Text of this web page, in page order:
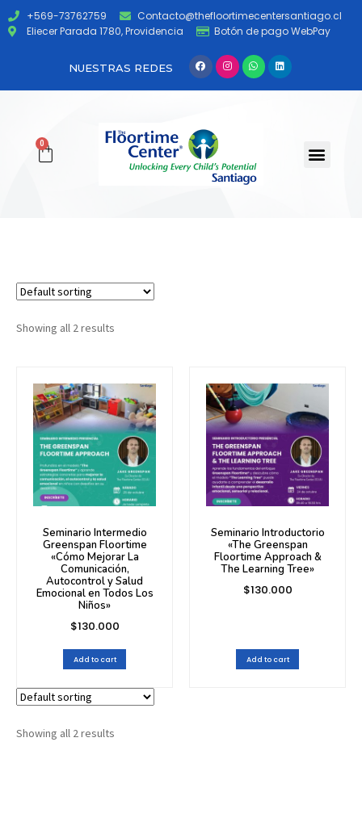
+569-73762759
Contacto@thefloortimecentersantiago.cl
Eliecer Parada 1780, Providencia
Botón de pago WebPay
NUESTRAS REDES
0
Showing all 2 results
Seminario Intermedio
Greenspan Floortime
«Cómo Mejorar La
Comunicación,
Autocontrol y Salud
Emocional en Todos Los
Niños»
$130.000
Add to cart
Seminario Introductorio
«The Greenspan
Floortime Approach &
The Learning Tree»
$130.000
Add to cart
Showing all 2 results